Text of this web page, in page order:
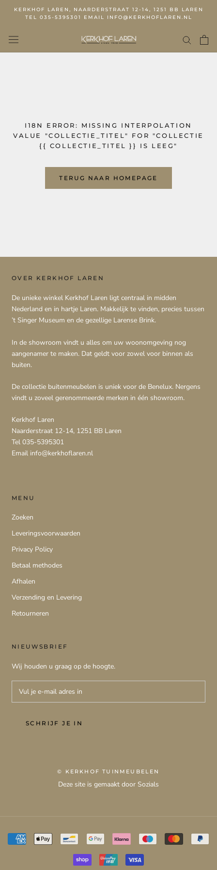
KERKHOF LAREN, NAARDERSTRAAT 12-14, 1251 BB LAREN
TEL 035-5395301 EMAIL INFO@KERKHOFLAREN.NL
I18N ERROR: MISSING INTERPOLATION
VALUE "COLLECTIE_TITEL" FOR "COLLECTIE
{{ COLLECTIE_TITEL }} IS LEEG"
TERUG NAAR HOMEPAGE
OVER KERKHOF LAREN
De unieke winkel Kerkhof Laren ligt centraal in midden
Nederland en in hartje Laren. Makkelijk te vinden, precies tussen
’t Singer Museum en de gezellige Larense Brink.
In de showroom vindt u alles om uw woonomgeving nog
aangenamer te maken. Dat geldt voor zowel voor binnen als
buiten.
De collectie buitenmeubelen is uniek voor de Benelux. Nergens
vindt u zoveel gerenommeerde merken in één showroom.
Kerkhof Laren
Naarderstraat 12-14, 1251 BB Laren
Tel 035-5395301
Email info@kerkhoflaren.nl
MENU
Zoeken
Leveringsvoorwaarden
Privacy Policy
Betaal methodes
Afhalen
Verzending en Levering
Retourneren
NIEUWSBRIEF
Wij houden u graag op de hoogte.
SCHRIJF JE IN
© KERKHOF TUINMEUBELEN
Deze site is gemaakt door Sozials